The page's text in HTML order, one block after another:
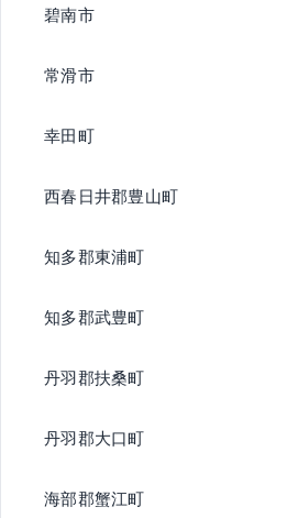
碧南市
常滑市
幸田町
西春日井郡豊山町
知多郡東浦町
知多郡武豊町
丹羽郡扶桑町
丹羽郡大口町
海部郡蟹江町